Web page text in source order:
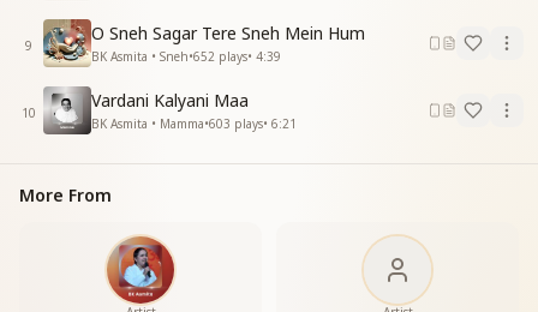
9
O Sneh Sagar Tere Sneh Mein Hum
BK Asmita • Sneh•652 plays• 4:39
10
Vardani Kalyani Maa
BK Asmita • Mamma•603 plays• 6:21
More From